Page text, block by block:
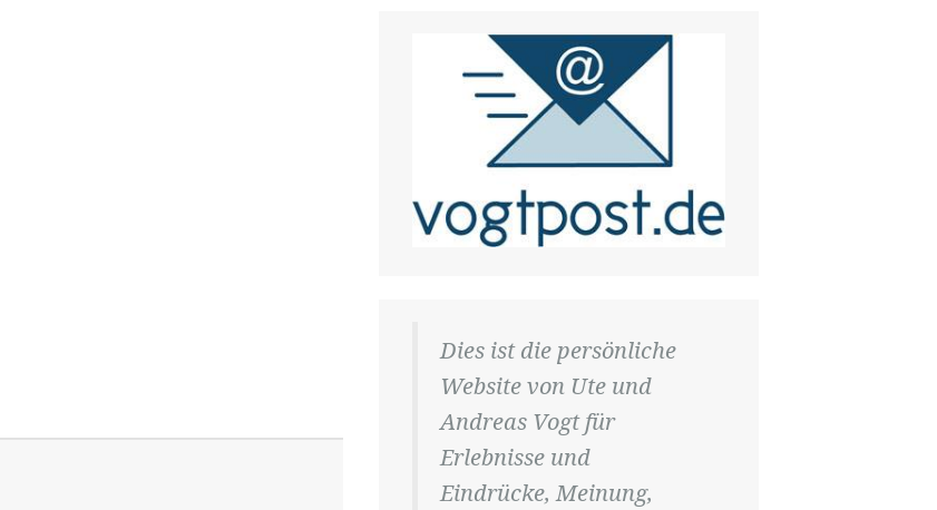
Dies ist die persönliche
Website von Ute und
Andreas Vogt für
Erlebnisse und
Eindrücke, Meinung,